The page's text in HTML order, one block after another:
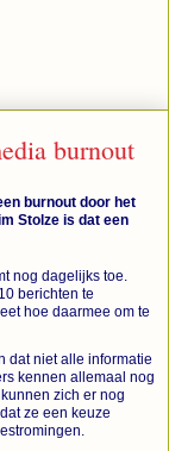
burnout
burnout door het
Stolze is dat een
nog dagelijks toe.
berichten te
hoe daarmee om te
dat niet alle informatie
kennen allemaal nog
zich er nog
ze een keuze